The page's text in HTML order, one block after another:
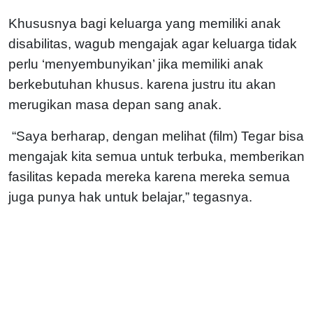
Khususnya bagi keluarga yang memiliki anak
disabilitas, wagub mengajak agar keluarga tidak
perlu ‘menyembunyikan’ jika memiliki anak
berkebutuhan khusus. karena justru itu akan
merugikan masa depan sang anak.
“Saya berharap, dengan melihat (film) Tegar bisa
mengajak kita semua untuk terbuka, memberikan
fasilitas kepada mereka karena mereka semua
juga punya hak untuk belajar,” tegasnya.